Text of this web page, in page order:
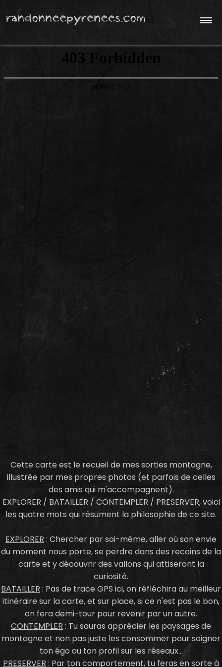
'
Météo / Webcam
Cette carte est le recueil de mes sorties montagne,
illustrée par mes propres photos (et parfois de celles
des amis qui m'accompagnent).
EXPLORER / BATAILLER / CONTEMPLER / PRESERVER, voici
les quatre mots qui résument la philosophie de ce site.
EXPLORER : Chercher par soi-même, aller où son envie
du moment nous porte, se perdre dans des recoins de la
carte et y découvrir des vallons qui attiseront la
curiosité.
BATAILLER : Pas de trace GPS ici, on réfléchira au meilleur
itinéraire sur la carte, et sur place, si ce n'est pas le bon,
on fera demi-tour pour revenir par un autre.
CONTEMPLER : Tu sauras apprécier les paysages de
montagne et non pas juste les consommer pour soigner
ton égo ou ton profil sur les réseaux...
PRESERVER : Par ton comportement, tu feras en sorte à